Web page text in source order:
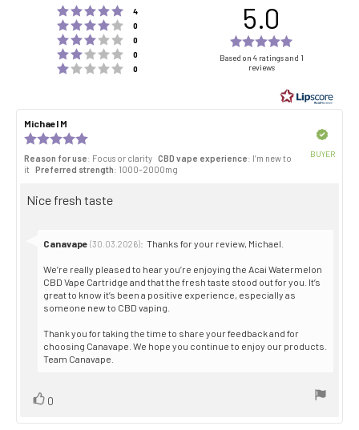
Rating 5 out of 5 stars
4
Rating 4 out of 5 stars
0
Rating 3 out of 5 stars
0
Rating 2 out of 5 stars
0
Rating 1 out of 5 stars
0
5.0
5.0
of
5
stars
Based on 4 ratings and 1
reviews
Review
author:
Michael M
date:
5.0
out
5
Reason for use: Focus or clarity CBD vape experience: I’m new to
it
Preferred strength: 1000–2000mg
BUYER
Review
Nice fresh taste
Reply
Canavape (30.03.2026): Thanks for your review, Michael.
We’re really pleased to hear you’re enjoying the Acai Watermelon
CBD Vape Cartridge and that the fresh taste stood out for you. It’s
great to know it’s been a positive experience, especially as
someone new to CBD vaping.
Thank you for taking the time to share your feedback and for
choosing Canavape. We hope you continue to enjoy our products.
Team Canavape.
Vote
0